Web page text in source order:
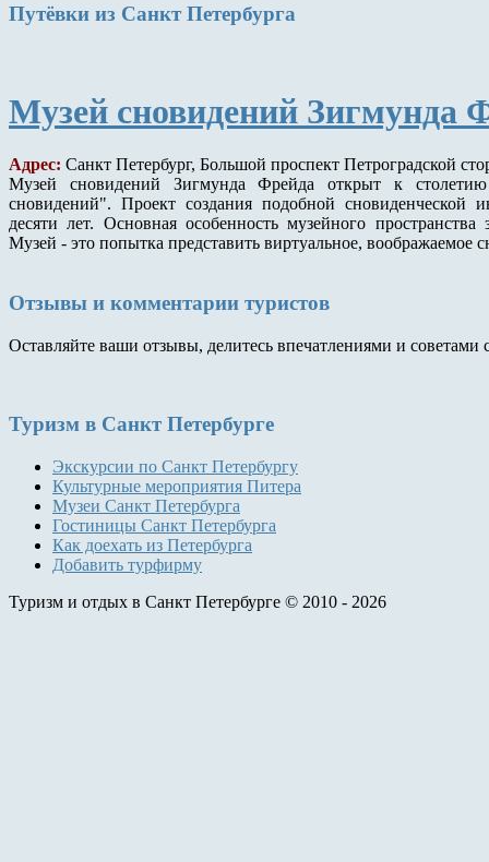
Путёвки из Санкт Петербурга
Музей сновидений Зигмунда
Адрес: Санкт Петербург, Большой проспект Петроградской
Музей сновидений Зигмунда Фрейда открыт к
сновидений". Проект создания подобной сновиденческой
десяти лет. Основная особенность музейного пространства
Музей - это попытка представить виртуальное, воображаемое
Отзывы и комментарии туристов
Оставляйте ваши отзывы, делитесь впечатлениями и советами
Туризм в Санкт Петербурге
Экскурсии по Санкт Петербургу
Культурные мероприятия Питера
Музеи Санкт Петербурга
Гостиницы Санкт Петербурга
Как доехать из Петербурга
Добавить турфирму
Туризм и отдых в Санкт Петербурге © 2010 - 2026